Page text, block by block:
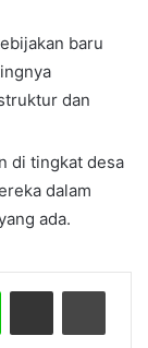
baru
dan
di tingkat desa
dalam
ada.